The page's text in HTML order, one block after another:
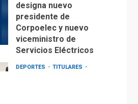
designa nuevo
presidente de
Corpoelec y nuevo
viceministro de
Servicios Eléctricos
DEPORTES
TITULARES